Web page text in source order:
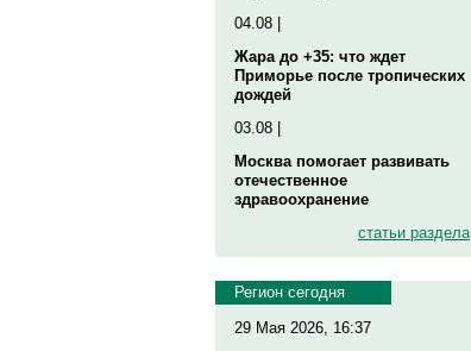
04.08 |
Жара до +35: что ждет
Приморье после тропических
дождей
03.08 |
Москва помогает развивать
отечественное
здравоохранение
статьи раздела
Регион сегодня
29 Мая 2026, 16:37